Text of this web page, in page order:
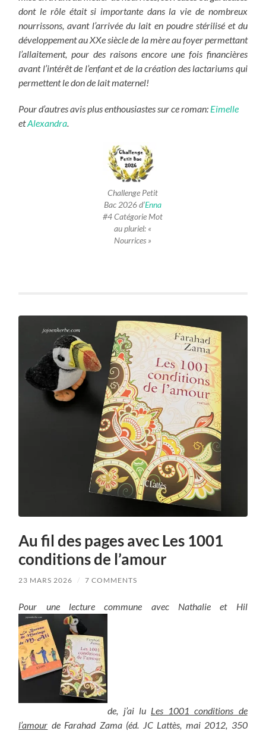
dont le rôle était si importante dans la vie de nombreux
nourrissons, avant l’arrivée du lait en poudre stérilisé et du
développement au XXe siècle de la mère au foyer permettant
l’allaitement, pour des raisons encore une fois financières
avant l’intérêt de l’enfant et de la création des lactariums qui
permettent le don de lait maternel!
Pour d’autres avis plus enthousiastes sur ce roman: Eimelle
etAlexandra
Challenge Petit
Bac 2026 d’Enna
#4 Catégorie Mot
au pluriel: «
Nourrices »
Au fil des pages avec Les 1001
conditions de l’amour
23 MARS 2026 / 7 COMMENTS
Pour une lecture commune avec Nathalie et Hil
de, j’ai lu Les 1001 conditions de
l’amour de Farahad Zama (éd. JC Lattès, mai 2012, 350